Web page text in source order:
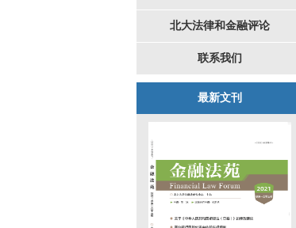
北大法律和金融评论
联系我们
最新文刊